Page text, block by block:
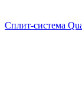
Сплит-система